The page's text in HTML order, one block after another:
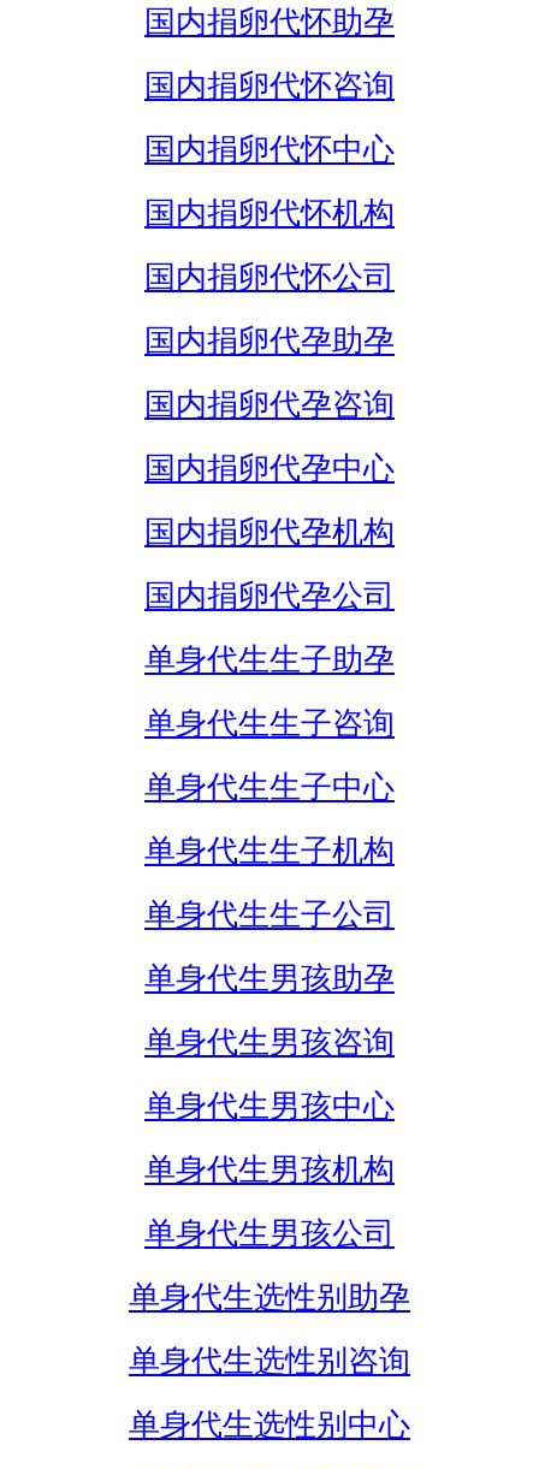
国内捐卵代怀助孕
国内捐卵代怀咨询
国内捐卵代怀中心
国内捐卵代怀机构
国内捐卵代怀公司
国内捐卵代孕助孕
国内捐卵代孕咨询
国内捐卵代孕中心
国内捐卵代孕机构
国内捐卵代孕公司
单身代生生子助孕
单身代生生子咨询
单身代生生子中心
单身代生生子机构
单身代生生子公司
单身代生男孩助孕
单身代生男孩咨询
单身代生男孩中心
单身代生男孩机构
单身代生男孩公司
单身代生选性别助孕
单身代生选性别咨询
单身代生选性别中心